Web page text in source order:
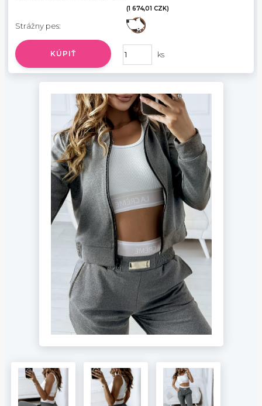
(1 674,01 CZK)
Strážny pes:
ks
KÚPIŤ